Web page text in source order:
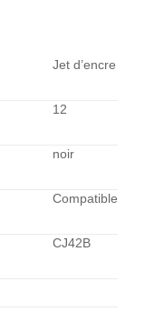
Jet d’encre
12
noir
Compatible
CJ42B